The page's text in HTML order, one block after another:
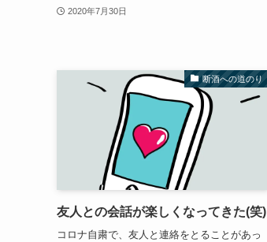
2020年7月30日
断酒への道のり
友人との会話が楽しくなってきた(笑)
コロナ自粛で、友人と連絡をとることがあっ